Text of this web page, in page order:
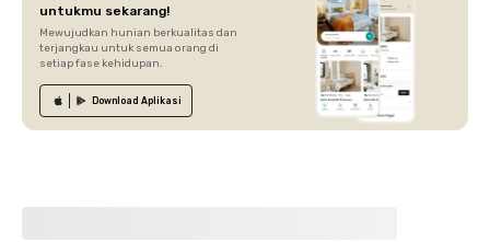
untukmu sekarang!
Mewujudkan hunian berkualitas dan
terjangkau untuk semua orang di
setiap fase kehidupan.
Download Aplikasi